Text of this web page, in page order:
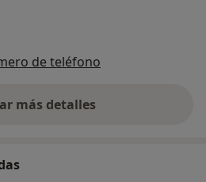
de teléfono
más detalles
sobre la dirección